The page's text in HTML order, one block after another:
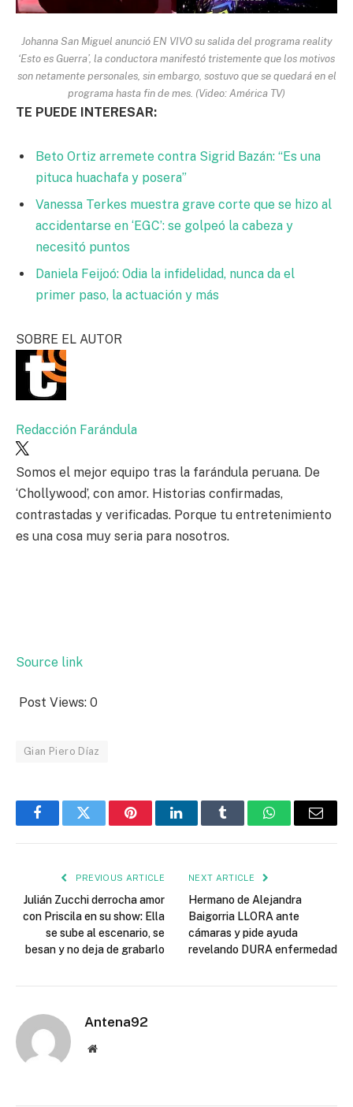
Johanna San Miguel anunció EN VIVO su salida del programa reality
‘Esto es Guerra’, la conductora manifestó tristemente que los motivos
son netamente personales, sin embargo, sostuvo que se quedará en el
programa hasta fin de mes. (Video: América TV)
TE PUEDE INTERESAR:
Beto Ortiz arremete contra Sigrid Bazán: “Es una
pituca huachafa y posera”
Vanessa Terkes muestra grave corte que se hizo al
accidentarse en ‘EGC’: se golpeó la cabeza y
necesitó puntos
Daniela Feijoó: Odia la infidelidad, nunca da el
primer paso, la actuación y más
SOBRE EL AUTOR
Redacción Farándula
Somos el mejor equipo tras la farándula peruana. De
‘Chollywood’, con amor. Historias confirmadas,
contrastadas y verificadas. Porque tu entretenimiento
es una cosa muy seria para nosotros.
Source link
Post Views: 0
Gian Piero Díaz
FacebookTwitter PinterestLinkedInTumblr WhatsAppEmail
PREVIOUS ARTICLE
Julián Zucchi derrocha amor
con Priscila en su show: Ella
se sube al escenario, se
besan y no deja de grabarlo
NEXT ARTICLE
Hermano de Alejandra
Baigorria LLORA ante
cámaras y pide ayuda
revelando DURA enfermedad
Antena92
Website